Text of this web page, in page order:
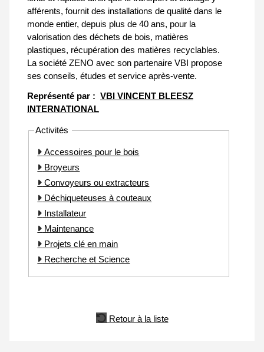
afférents, fournit des installations de qualité dans le
monde entier, depuis plus de 40 ans, pour la
valorisation des déchets de bois, matières
plastiques, récupération des matières recyclables.
La société ZENO avec son partenaire VBI propose
ses conseils, études et service après-vente.
Représenté par : VBI VINCENT BLEESZ
INTERNATIONAL
Activités
Accessoires pour le bois
Broyeurs
Convoyeurs ou extracteurs
Déchiqueteuses à couteaux
Installateur
Maintenance
Projets clé en main
Recherche et Science
Retour à la liste